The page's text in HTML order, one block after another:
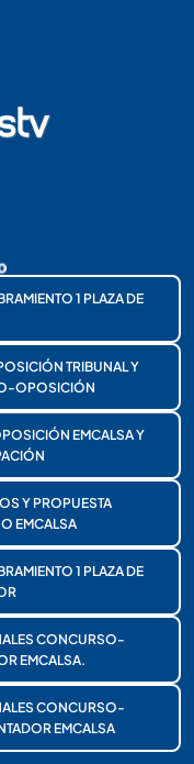
1 PLAZA DE
TRIBUNAL Y
OPOSICIÓN
EMCALSA Y
Y PROPUESTA
EMCALSA
1 PLAZA DE
CONCURSO-
EMCALSA.
CONCURSO-
EMCALSA